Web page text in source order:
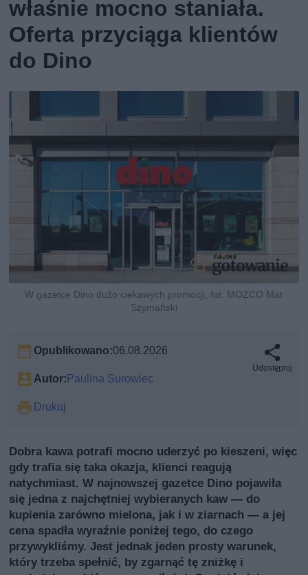
właśnie mocno staniała.
Oferta przyciąga klientów
do Dino
W gazetce Dino dużo ciekawych promocji, fot. MOZCO Mat
Szymański
Opublikowano:06.08.2026
Autor: Paulina Surowiec
Drukuj
Udostępnij
Dobra kawa potrafi mocno uderzyć po kieszeni, więc
gdy trafia się taka okazja, klienci reagują
natychmiast. W najnowszej gazetce Dino pojawiła
się jedna z najchętniej wybieranych kaw — do
kupienia zarówno mielona, jak i w ziarnach — a jej
cena spadła wyraźnie poniżej tego, do czego
przywykliśmy. Jest jednak jeden prosty warunek,
który trzeba spełnić, by zgarnąć tę zniżkę i